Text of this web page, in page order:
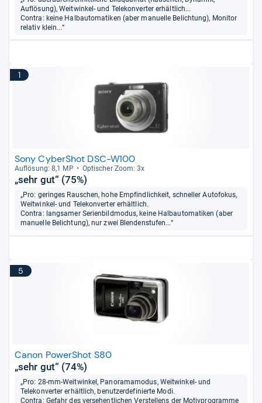
Auflösung), Weitwinkel- und Telekonverter erhältlich...
Contra: keine Halbautomatiken (aber manuelle Belichtung), Monitor
relativ klein...“
1
Sony CyberShot DSC-W100
Auf­lö­sung: 8,1 MP Opti­scher Zoom: 3x
„sehr gut“ (75%)
„Pro: geringes Rauschen, hohe Empfindlichkeit, schneller Autofokus,
Weitwinkel- und Telekonverter erhältlich.
Contra: langsamer Serienbildmodus, keine Halbautomatiken (aber
manuelle Belichtung), nur zwei Blendenstufen...“
5
Canon PowerShot S80
„sehr gut“ (74%)
„Pro: 28-mm-Weitwinkel, Panoramamodus, Weitwinkel- und
Telekonverter erhältlich, benutzerdefinierte Modi.
Contra: Gefahr des versehentlichen Verstellens der Motivprogramme